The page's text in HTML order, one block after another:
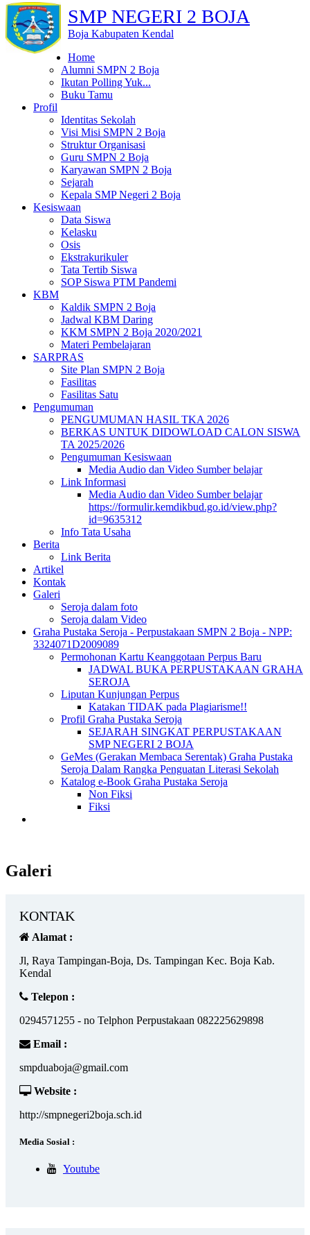
SMP NEGERI 2 BOJA
Boja Kabupaten Kendal
Home
Alumni SMPN 2 Boja
Ikutan Polling Yuk...
Buku Tamu
Profil
Identitas Sekolah
Visi Misi SMPN 2 Boja
Struktur Organisasi
Guru SMPN 2 Boja
Karyawan SMPN 2 Boja
Sejarah
Kepala SMP Negeri 2 Boja
Kesiswaan
Data Siswa
Kelasku
Osis
Ekstrakurikuler
Tata Tertib Siswa
SOP Siswa PTM Pandemi
KBM
Kaldik SMPN 2 Boja
Jadwal KBM Daring
KKM SMPN 2 Boja 2020/2021
Materi Pembelajaran
SARPRAS
Site Plan SMPN 2 Boja
Fasilitas
Fasilitas Satu
Pengumuman
PENGUMUMAN HASIL TKA 2026
BERKAS UNTUK DIDOWLOAD CALON SISWA
TA 2025/2026
Pengumuman Kesiswaan
Media Audio dan Video Sumber belajar
Link Informasi
Media Audio dan Video Sumber belajar
https://formulir.kemdikbud.go.id/view.php?
id=9635312
Info Tata Usaha
Berita
Link Berita
Artikel
Kontak
Galeri
Seroja dalam foto
Seroja dalam Video
Graha Pustaka Seroja - Perpustakaan SMPN 2 Boja - NPP:
3324071D2009089
Permohonan Kartu Keanggotaan Perpus Baru
JADWAL BUKA PERPUSTAKAAN GRAHA
SEROJA
Liputan Kunjungan Perpus
Katakan TIDAK pada Plagiarisme!!
Profil Graha Pustaka Seroja
SEJARAH SINGKAT PERPUSTAKAAN
SMP NEGERI 2 BOJA
GeMes (Gerakan Membaca Serentak) Graha Pustaka
Seroja Dalam Rangka Penguatan Literasi Sekolah
Katalog e-Book Graha Pustaka Seroja
Non Fiksi
Fiksi
Galeri
KONTAK
Alamat :
Jl, Raya Tampingan-Boja, Ds. Tampingan Kec. Boja Kab.
Kendal
Telepon :
0294571255 - no Telphon Perpustakaan 082225629898
Email :
smpduaboja@gmail.com
Website :
http://smpnegeri2boja.sch.id
Media Sosial :
Youtube